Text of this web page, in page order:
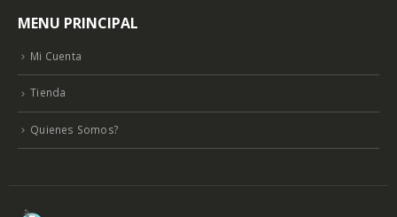
MENU PRINCIPAL
Mi Cuenta
Tienda
Quienes Somos?